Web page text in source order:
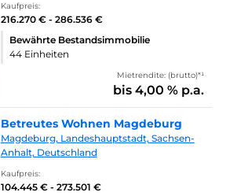
Kaufpreis:
216.270 € - 286.536 €
Bewährte Bestandsimmobilie
44 Einheiten
Mietrendite: (brutto)*¹
bis 4,00 % p.a.
Betreutes Wohnen Magdeburg
Magdeburg, Landeshauptstadt, Sachsen-
Anhalt, Deutschland
Kaufpreis:
104.445 € - 273.501 €